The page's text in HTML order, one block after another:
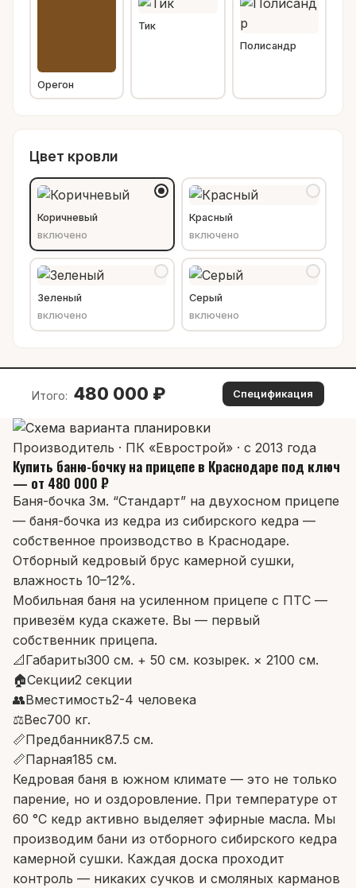
Орегон
Тик
Полисандр
Цвет кровли
Коричневый
включено
Красный
включено
Зеленый
включено
Серый
включено
Итого: 480 000 ₽ Спецификация
Производитель · ПК «Еврострой» · с 2013 года
Купить баню-бочку на прицепе в Краснодаре под ключ
— от 480 000 ₽
Баня-бочка 3м. “Стандарт” на двухосном прицепе
— баня-бочка из кедра из сибирского кедра —
собственное производство в Краснодаре.
Отборный кедровый брус камерной сушки,
влажность 10–12%.
Мобильная баня на усиленном прицепе с ПТС —
привезём куда скажете. Вы — первый
собственник прицепа.
📐 Габариты300 см. + 50 см. козырек. × 2100 см.
🏠Секции2 секции
👥Вместимость2-4 человека
⚖️Вес700 кг.
📏Предбанник87.5 см.
📏Парная185 см.
Кедровая баня в южном климате — это не только
парение, но и оздоровление. При температуре от
60 °C кедр активно выделяет эфирные масла. Мы
производим бани из отборного сибирского кедра
камерной сушки. Каждая доска проходит
контроль — никаких сучков и смоляных карманов